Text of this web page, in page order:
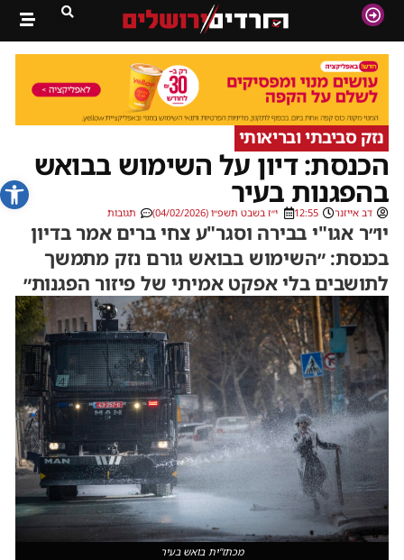
פתח
נזק סביבתי ובריאותי
הכנסת: דיון על השימוש בבואש
בהפגנות בעיר
דב אייזנר 12:55 י״ז בשבט תשפ״ו (04/02/2026) תגובות
יו״ר אגו"י בבירה וסגר"ע צחי ברים אמר בדיון
בכנסת: ״השימוש בבואש גורם נזק מתמשך
לתושבים בלי אפקט אמיתי של פיזור הפגנות״
מכתז"ית בואש בעיר